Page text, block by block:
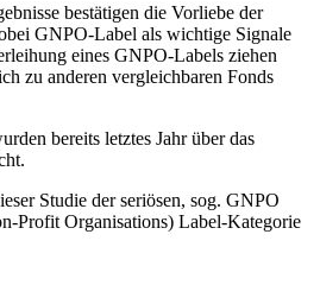
bestätigen die Vorliebe der
GNPO-Label als wichtige Signale
eines GNPO-Labels ziehen
zu anderen vergleichbaren Fonds
bereits letztes Jahr über das
Studie der seriösen, sog. GNPO
Profit Organisations) Label-Kategorie